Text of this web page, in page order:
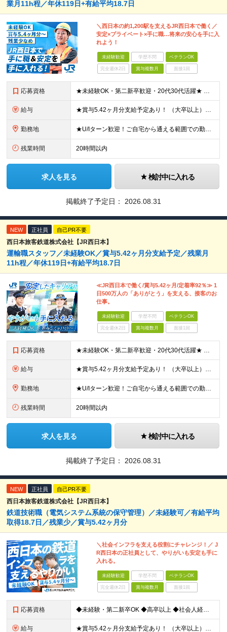
業月11h程／年休119日+有給平均18.7日
＼西日本の約1,200駅を支えるJR西日本で働く／
安定×プライベート×手に職…将来の安心を手に入
れよう！
未経験歓迎 学歴不問 ベテランOK
完全週休2日 賞与複数月 面接1回
応募資格 ★未経験OK・第二新卒歓迎・20代30代活躍★ ☆高卒以上 ☆社会人経験（就労経験）がある方 業界・ポジション・年数は不問です！ 「誰もが知る大手企業で働きたい」 「1人より、チームで仕事がした
給与 ★賞与5.42ヶ月分支給予定あり！ （大卒以上）月給24万1,692円～39万5,780円＋各種手当＋賞与2回 （高卒以上）月給22万2,662円～39万5,780円＋各種手当＋賞与2回 ※上記は2
勤務地 ★U/Iターン歓迎！ご自宅から通える範囲での勤務となります ★JR西日本本社（大阪市北区）または、当社事業エリア内（北陸から北九州まで）の各支社で勤務 ※関西に本社あり※ 〈近畿エリア〉 三重県（
残業時間 20時間以内
求人を見る 検討中に入れる
掲載終了予定日： 2026.08.31
NEW 正社員 自己PR不要
西日本旅客鉄道株式会社【JR西日本】
運輸職スタッフ／未経験OK／賞与5.42ヶ月分支給予定／残業月
11h程／年休119日+有給平均18.7日
≪JR西日本で働く/賞与5.42ヶ月/定着率92％≫ 1
日500万人の「ありがとう」を支える、接客のお
仕事。
未経験歓迎 学歴不問 ベテランOK
完全週休2日 賞与複数月 面接1回
応募資格 ★未経験OK・第二新卒歓迎・20代30代活躍★ ☆高卒以上 ☆社会人経験（就労経験）がある方 業界・ポジション・年数は不問です！ 「誰もが知る大手企業で働きたい」 「1人より、チームで仕事がした
給与 ★賞与5.42ヶ月分支給予定あり！ （大卒以上）月給24万1,692円～39万5,780円＋各種手当＋賞与2回 （高卒以上）月給22万2,662円～39万5,780円＋各種手当＋賞与2回 ※上記は
勤務地 ★U/Iターン歓迎！ご自宅から通える範囲での勤務となります ★JR西日本本社（大阪市北区）または、当社事業エリア内（北陸から北九州まで）の各支社で勤務 ※関西に本社あり※ 〈近畿エリア〉 三重県（
残業時間 20時間以内
求人を見る 検討中に入れる
掲載終了予定日： 2026.08.31
NEW 正社員 自己PR不要
西日本旅客鉄道株式会社【JR西日本】
鉄道技術職（電気システム系統の保守管理）／未経験可／有給平均
取得18.7日／残業少／賞与5.42ヶ月分
＼社会インフラを支える役割にチャレンジ！／ J
R西日本の正社員として、やりがいも安定も手に
入れる。
未経験歓迎 学歴不問 ベテランOK
完全週休2日 賞与複数月 面接1回
応募資格 ◆未経験・第二新卒OK ◆高卒以上 ◆社会人経験（就労経験）がある方 └業界・ポジション・年数不問 〈20～30代の社員が多数活躍中！〉 若手からベテランまで、さまざまな方が在籍。 前職経験を活かし
給与 ★賞与5.42ヶ月分支給予定あり！ （大卒以上）月給24万1,692円～39万5,780円＋各種手当＋賞与2回 （高卒以上）月給22万2,662円～39万5,780円＋各種手当＋賞与2回 ※上記は